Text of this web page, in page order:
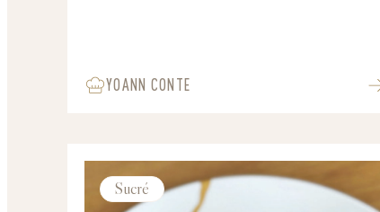
YOANN CONTE
Sucré